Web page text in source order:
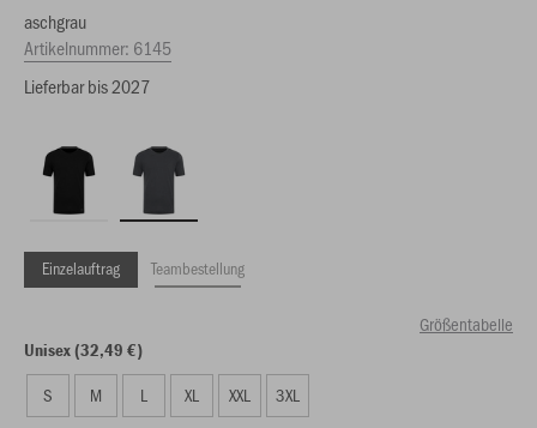
aschgrau
Artikelnummer: 6145
Lieferbar bis 2027
Einzelauftrag Teambestellung
Größentabelle
Unisex (32,49 €)
S M L XL XXL 3XL